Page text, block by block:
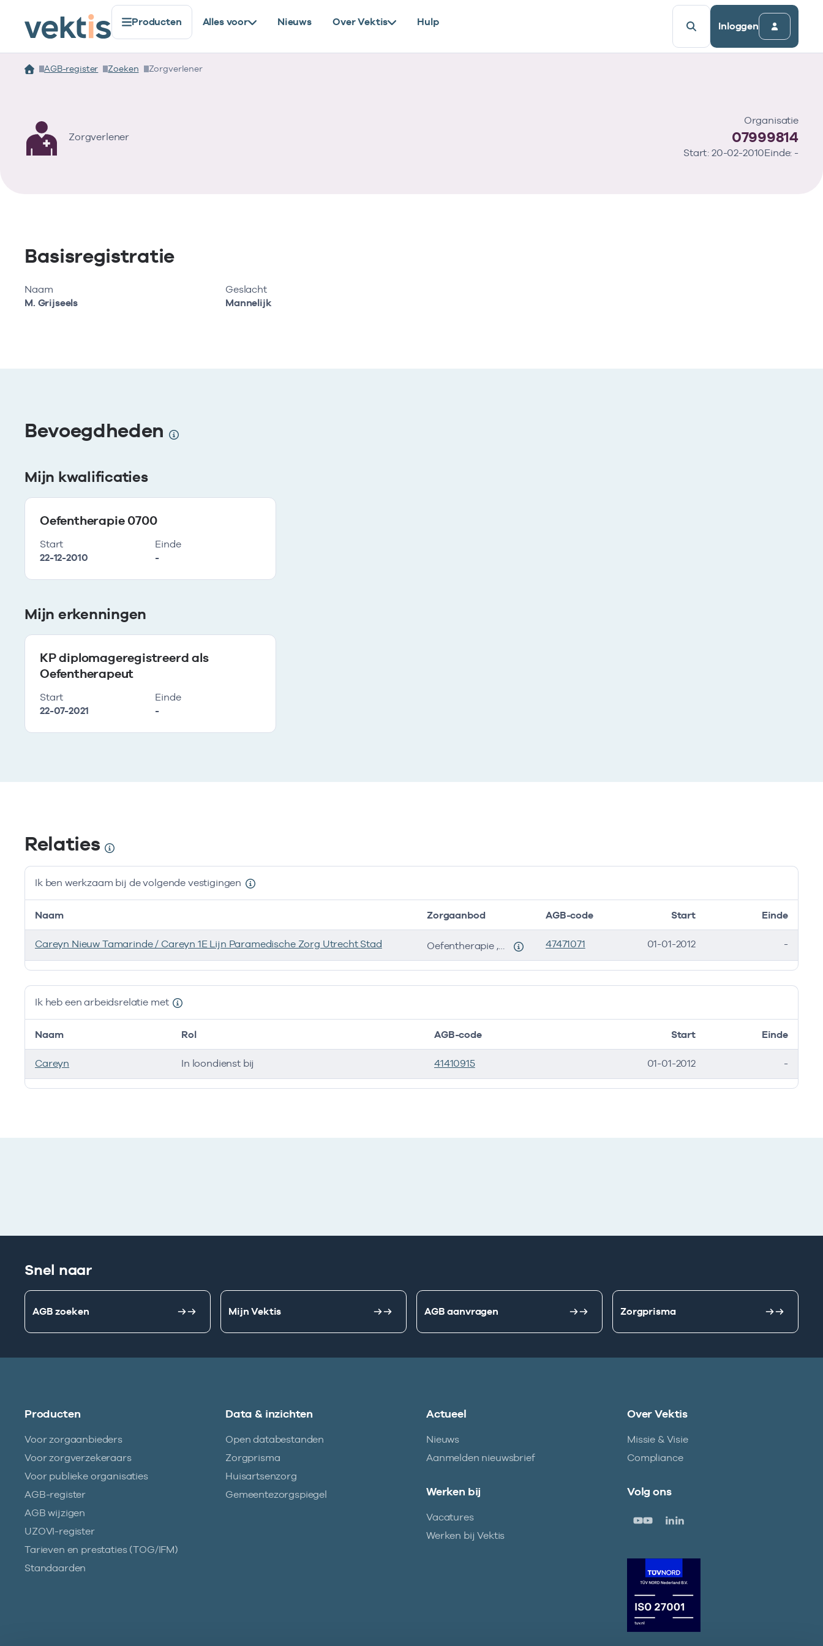
Producten Alles voor Nieuws Over Vektis Hulp Inloggen
AGB-register Zoeken Zorgverlener
Zorgverlener
Organisatie
07999814
Start: 20-02-2010Einde: -
Basisregistratie
Naam
M. Grijseels
Geslacht
Mannelijk
Bevoegdheden
Mijn kwalificaties
Oefentherapie 0700
Start
22-12-2010
Einde
-
Mijn erkenningen
KP diplomageregistreerd als
Oefentherapeut
Start
22-07-2021
Einde
-
Relaties
Ik ben werkzaam bij de volgende vestigingen
Ik ben werkzaam bij de volgende vestigingen
Naam Zorgaanbod AGB-code Start Einde
Careyn Nieuw Tamarinde / Careyn 1E Lijn Paramedische Zorg Utrecht Stad Oefentherapie , Oefentherapeuten, methode Cesar 47471071 01-01-2012 -
Ik heb een arbeidsrelatie met
Ik heb een arbeidsrelatie met
Naam Rol AGB-code Start Einde
Careyn In loondienst bij 41410915 01-01-2012 -
Snel naar
AGB zoeken Mijn Vektis AGB aanvragen Zorgprisma
Producten
Voor zorgaanbieders
Voor zorgverzekeraars
Voor publieke organisaties
AGB-register
AGB wijzigen
UZOVI-register
Tarieven en prestaties (TOG/IFM)
Standaarden
Data & inzichten
Open databestanden
Zorgprisma
Huisartsenzorg
Gemeentezorgspiegel
Actueel
Nieuws
Aanmelden nieuwsbrief
Over Vektis
Missie & Visie
Compliance
Werken bij
Vacatures
Werken bij Vektis
Volg ons
Vestiging :locatie heeft het volgende zorgaanbod
Zorgaanbod Start Einde
Oefentherapie
01-01-2012
Oefentherapeuten,
01-01-2012 28-07-2021